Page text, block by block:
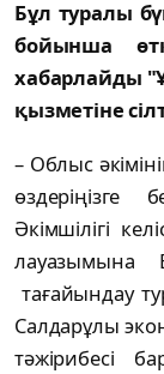
Бұл туралы
бойынша
хабарлайды
қызметіне
– Облыс
өздеріңізге
Әкімшілігі
лауазымына
тағайындау
Салдарұлы
тәжірибесі